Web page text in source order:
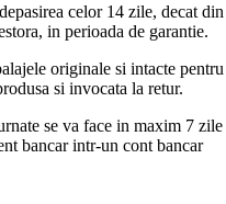
celor 14 zile, decat din
in perioada de garantie.
originale si intacte pentru
si invocata la retur.
se va face in maxim 7 zile
bancar intr-un cont bancar